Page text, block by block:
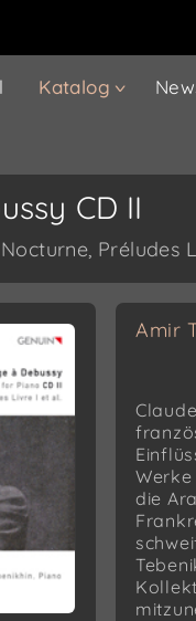
Katalog
CD II
Préludes
Amir
die